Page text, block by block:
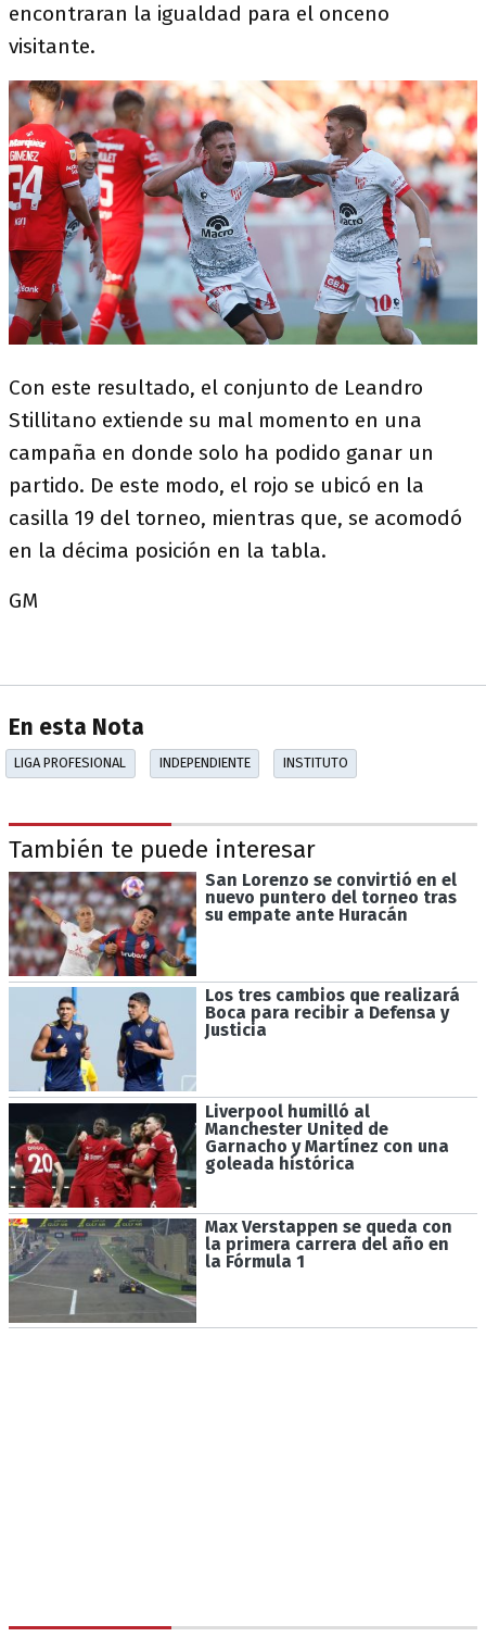
encontraran la igualdad para el onceno
visitante.
Con este resultado, el conjunto de Leandro
Stillitano extiende su mal momento en una
campaña en donde solo ha podido ganar un
partido. De este modo, el rojo se ubicó en la
casilla 19 del torneo, mientras que, se acomodó
en la décima posición en la tabla.
GM
En esta Nota
LIGA PROFESIONAL INDEPENDIENTE INSTITUTO
También te puede interesar
San Lorenzo se convirtió en el
nuevo puntero del torneo tras
su empate ante Huracán
Los tres cambios que realizará
Boca para recibir a Defensa y
Justicia
Liverpool humilló al
Manchester United de
Garnacho y Martínez con una
goleada histórica
Max Verstappen se queda con
la primera carrera del año en
la Fórmula 1